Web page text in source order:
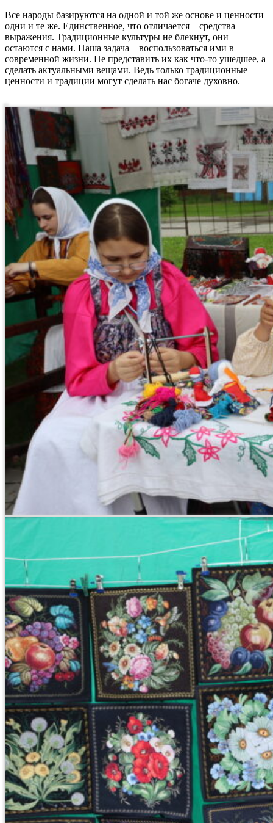
Все народы базируются на одной и той же основе и ценности
одни и те же. Единственное, что отличается – средства
выражения. Традиционные культуры не блекнут, они
остаются с нами. Наша задача – воспользоваться ими в
современной жизни. Не представить их как что-то ушедшее, а
сделать актуальными вещами. Ведь только традиционные
ценности и традиции могут сделать нас богаче духовно.